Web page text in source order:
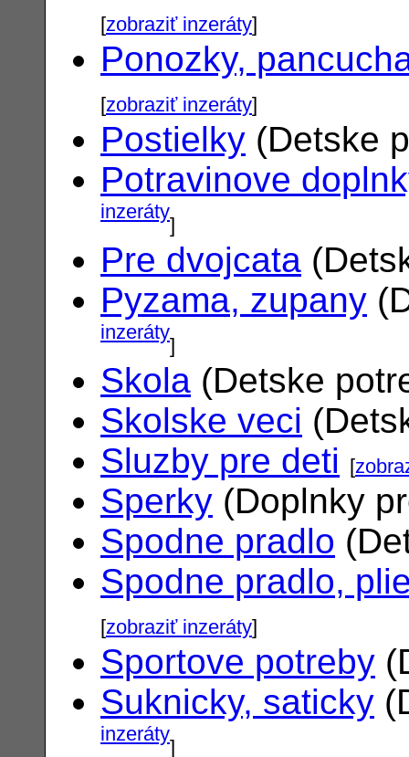
[zobraziť inzeráty]
Ponozky,
[zobraziť inzeráty]
Postielky (Detske
Potravinove
inzeráty]
Pre dvojcata
Pyzama, zupany
inzeráty]
Skola (Detske
Skolske veci
Sluzby pre deti [
Sperky (Doplnky
Spodne pradlo
Spodne pradlo,
[zobraziť inzeráty]
Sportove potreby
Suknicky, saticky
inzeráty]